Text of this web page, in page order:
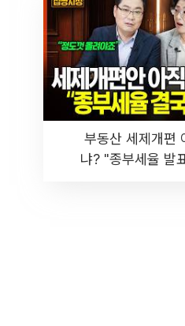
부동산 세제개편
냐? "종부세율 발